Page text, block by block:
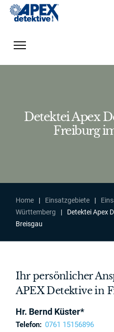
Detektei Apex
Freiburg
Home | Einsatzgebiete |
Württemberg
|
Detektei Apex
Breisgau
Ihr persönlicher
APEX Detektive in
Hr. Bernd Küster*
Telefon: 0761 15156896